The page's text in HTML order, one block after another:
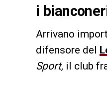
i
Arrivano
difensore del
Sport, il club